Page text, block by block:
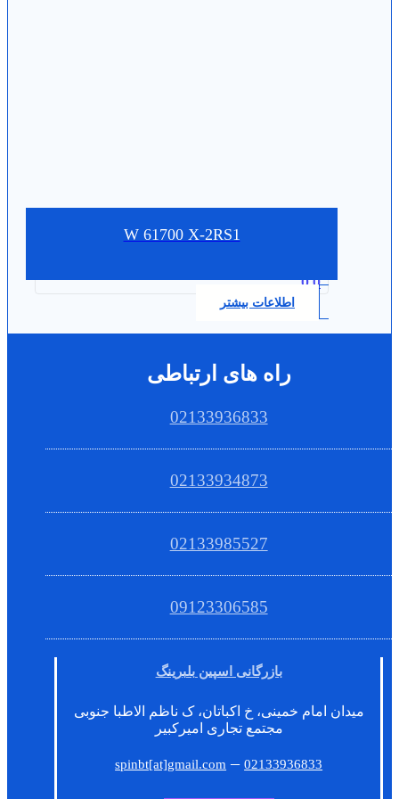
W 61700 X-2RS1
0.0
اطلاعات بیشتر
راه های ارتباطی
02133936833
02133934873
02133985527
09123306585
بازرگانی اسپین بلبرینگ
میدان امام خمینی، خ اکباتان، ک ناظم الاطبا جنوبی
مجتمع تجاری امیرکبیر
spinbt[at]gmail.com –02133936833